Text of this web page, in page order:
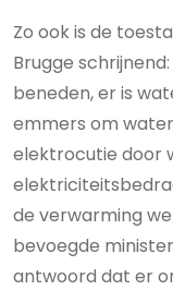
Zo ook is de
Brugge
beneden, er is
emmers om
elektrocutie door
de verwarming
bevoegde
antwoord dat er